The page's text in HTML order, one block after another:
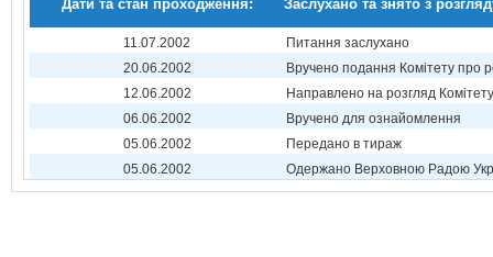
Дати та стан проходження: Заслухано та знято з
11.07.2002
Питання заслухано
20.06.2002
Вручено подання Комітету про
12.06.2002
Направлено на розгляд Комітету
06.06.2002
Вручено для ознайомлення
05.06.2002
Передано в тираж
05.06.2002
Одержано Верховною Радою